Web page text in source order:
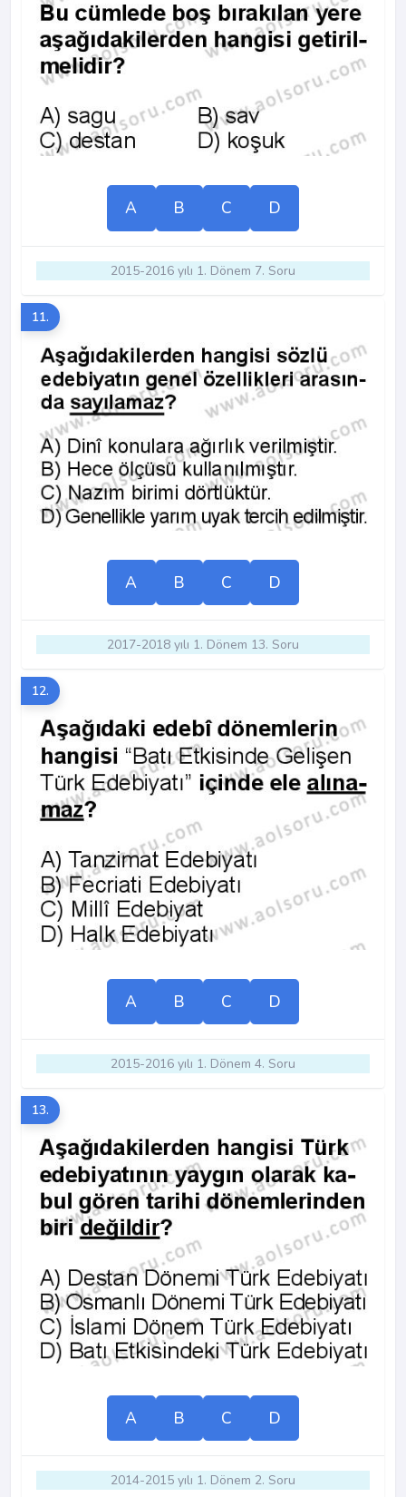
A B C D
2015-2016 yılı 1. Dönem 7. Soru
11.
A B C D
2017-2018 yılı 1. Dönem 13. Soru
12.
A B C D
2015-2016 yılı 1. Dönem 4. Soru
13.
A B C D
2014-2015 yılı 1. Dönem 2. Soru